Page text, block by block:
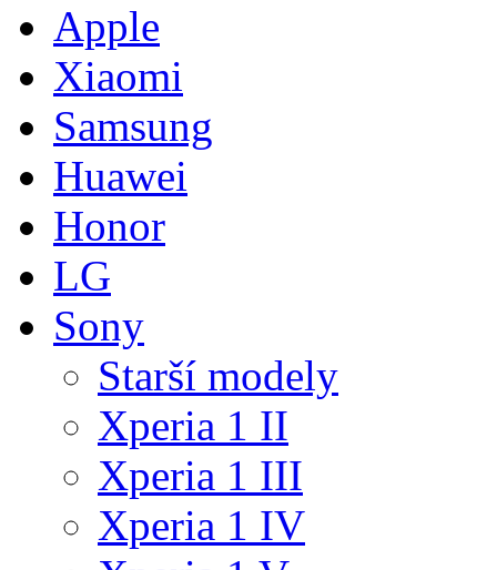
Apple
Xiaomi
Samsung
Huawei
Honor
LG
Sony
Starší modely
Xperia 1 II
Xperia 1 III
Xperia 1 IV